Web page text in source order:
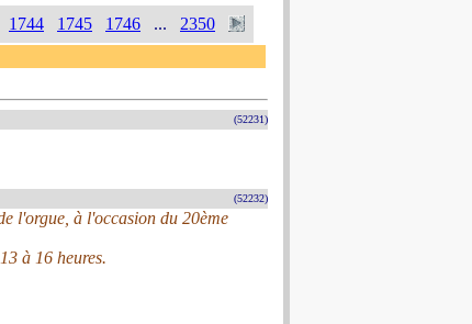
1744 1745 1746 ... 2350
(52231)
(52232)
l'orgue, à l'occasion du 20ème
à 16 heures.